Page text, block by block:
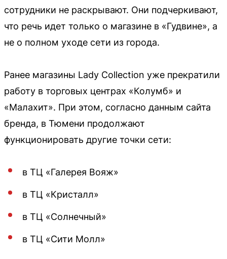
сотрудники не раскрывают. Они подчеркивают,
что речь идет только о магазине в «Гудвине», а
не о полном уходе сети из города.
Ранее магазины Lady Collection уже прекратили
работу в торговых центрах «Колумб» и
«Малахит». При этом, согласно данным сайта
бренда, в Тюмени продолжают
функционировать другие точки сети:
в ТЦ «Галерея Вояж»
в ТЦ «Кристалл»
в ТЦ «Солнечный»
в ТЦ «Сити Молл»